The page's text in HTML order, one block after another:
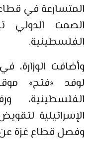
المتسارعة في
الصمت الدولي
الفلسطينية.
وأضافت الوزارة،
لوفد «فتح»
الفلسطينية،
الإسرائيلية
وفصل قطاع غزة عن